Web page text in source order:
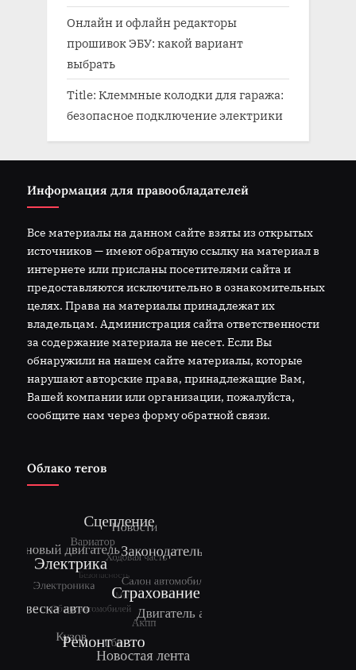
Онлайн и офлайн редакторы
прошивок ЭБУ: какой вариант
выбрать
Title: Клеммные колодки для гаража:
безопасное подключение электрики
Информация для правообладателей
Все материалы на данном сайте взяты из открытых
источников — имеют обратную ссылку на материал в
интернете или присланы посетителями сайта и
предоставляются исключительно в ознакомительных
целях. Права на материалы принадлежат их
владельцам. Администрация сайта ответственности
за содержание материала не несет. Если Вы
обнаружили на нашем сайте материалы, которые
нарушают авторские права, принадлежащие Вам,
Вашей компании или организации, пожалуйста,
сообщите нам через форму обратной связи.
Облако тегов